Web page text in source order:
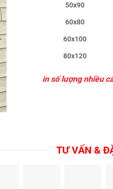
50x90
60x80
60x100
80x120
in số lượng nhiều
TƯ VẤN &